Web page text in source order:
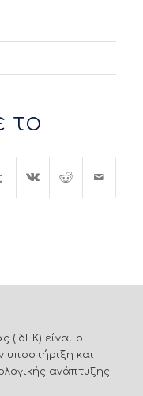
το
(ΙδΕΚ) είναι ο
υποστήριξη και
ανάπτυξης